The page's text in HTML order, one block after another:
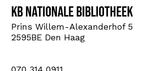
KB nationale bibliotheek
Prins Willem-Alexanderhof 5
2595BE Den Haag